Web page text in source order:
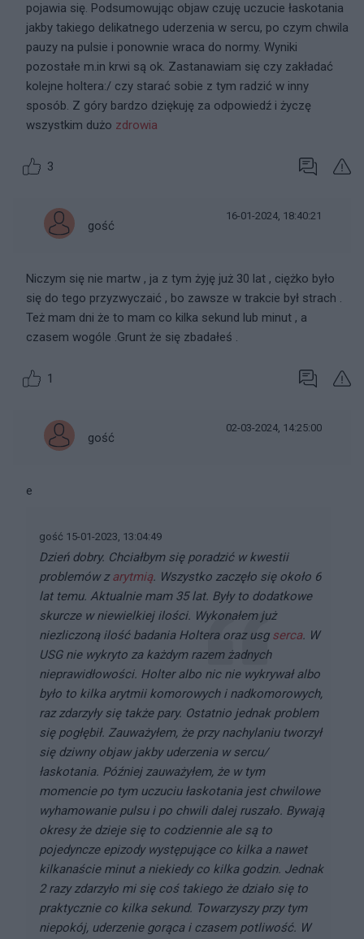
pojawia się. Podsumowując objaw czuję uczucie łaskotania
jakby takiego delikatnego uderzenia w sercu, po czym chwila
pauzy na pulsie i ponownie wraca do normy. Wyniki
pozostałe m.in krwi są ok. Zastanawiam się czy zakładać
kolejne holtera:/ czy starać sobie z tym radzić w inny
sposób. Z góry bardzo dziękuję za odpowiedź i życzę
wszystkim dużo zdrowia
3
gość
16-01-2024, 18:40:21
Niczym się nie martw , ja z tym żyję już 30 lat , ciężko było
się do tego przyzwyczaić , bo zawsze w trakcie był strach .
Też mam dni że to mam co kilka sekund lub minut , a
czasem wogóle .Grunt że się zbadałeś .
1
gość
02-03-2024, 14:25:00
e
gość 15-01-2023, 13:04:49
Dzień dobry. Chciałbym się poradzić w kwestii
problemów zarytmią. Wszystko zaczęło się około 6
lat temu. Aktualnie mam 35 lat. Były to dodatkowe
skurcze w niewielkiej ilości. Wykonałem już
niezliczoną ilość badania Holtera oraz usg serca. W
USG nie wykryto za każdym razem żadnych
nieprawidłowości. Holter albo nic nie wykrywał albo
było to kilka arytmii komorowych i nadkomorowych,
raz zdarzyły się także pary. Ostatnio jednak problem
się pogłębił. Zauważyłem, że przy nachylaniu tworzył
się dziwny objaw jakby uderzenia w sercu/
łaskotania. Później zauważyłem, że w tym
momencie po tym uczuciu łaskotania jest chwilowe
wyhamowanie pulsu i po chwili dalej ruszało. Bywają
okresy że dzieje się to codziennie ale są to
pojedyncze epizody występujące co kilka a nawet
kilkanaście minut a niekiedy co kilka godzin. Jednak
2 razy zdarzyło mi się coś takiego że działo się to
praktycznie co kilka sekund. Towarzyszy przy tym
niepokój, uderzenie gorąca i czasem potliwość. W